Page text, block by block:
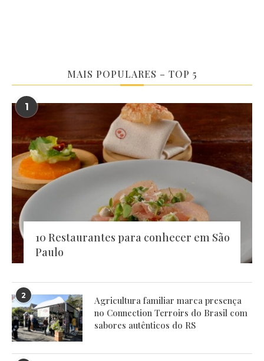
MAIS POPULARES – TOP 5
1
10 Restaurantes para conhecer em São
Paulo
2
Agricultura familiar marca presença
no Connection Terroirs do Brasil com
sabores autênticos do RS